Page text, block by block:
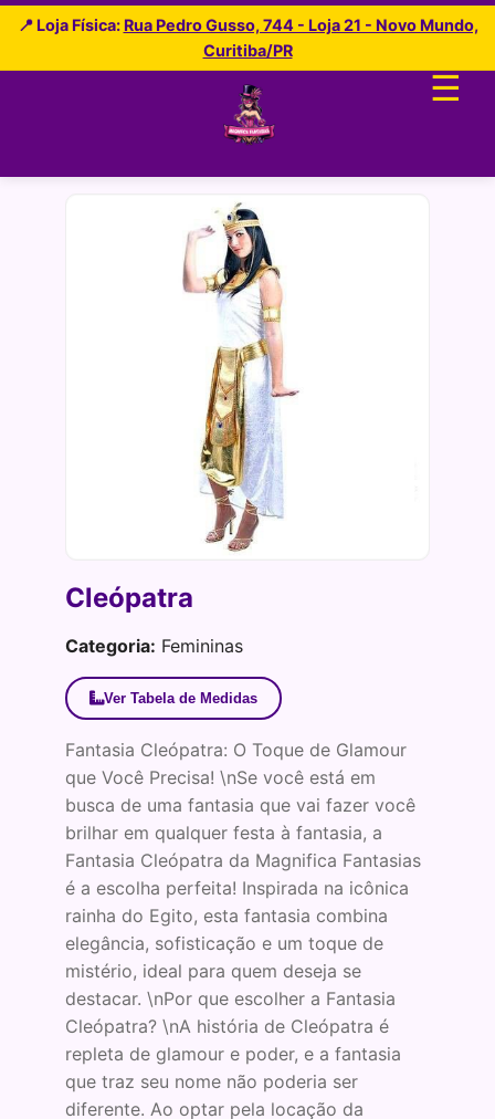
📍 Loja Física: Rua Pedro Gusso, 744 - Loja 21 - Novo Mundo,
Curitiba/PR
☰
Cleópatra
Categoria: Femininas
Ver Tabela de Medidas
Fantasia Cleópatra: O Toque de Glamour
que Você Precisa! \nSe você está em
busca de uma fantasia que vai fazer você
brilhar em qualquer festa à fantasia, a
Fantasia Cleópatra da Magnifica Fantasias
é a escolha perfeita! Inspirada na icônica
rainha do Egito, esta fantasia combina
elegância, sofisticação e um toque de
mistério, ideal para quem deseja se
destacar. \nPor que escolher a Fantasia
Cleópatra? \nA história de Cleópatra é
repleta de glamour e poder, e a fantasia
que traz seu nome não poderia ser
diferente. Ao optar pela locação da